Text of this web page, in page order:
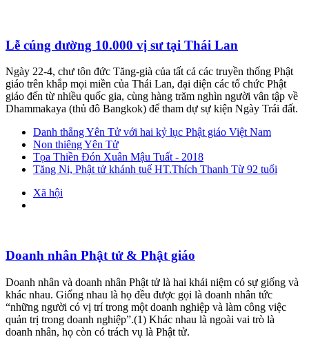
Lễ cúng dường 10.000 vị sư tại Thái Lan
Ngày 22-4, chư tôn đức Tăng-già của tất cả các truyền thống Phật
giáo trên khắp mọi miền của Thái Lan, đại diện các tổ chức Phật
giáo đến từ nhiều quốc gia, cùng hàng trăm nghìn người vân tập về
Dhammakaya (thủ đô Bangkok) để tham dự sự kiện Ngày Trái đất.
Danh thắng Yên Tử với hai kỷ lục Phật giáo Việt Nam
Non thiêng Yên Tử
Tọa Thiền Đón Xuân Mậu Tuất - 2018
Tăng Ni, Phật tử khánh tuế HT.Thích Thanh Từ 92 tuổi
Xã hội
Doanh nhân Phật tử & Phật giáo
Doanh nhân và doanh nhân Phật tử là hai khái niệm có sự giống và
khác nhau. Giống nhau là họ đều được gọi là doanh nhân tức
“những người có vị trí trong một doanh nghiệp và làm công việc
quản trị trong doanh nghiệp”.(1) Khác nhau là ngoài vai trò là
doanh nhân, họ còn có trách vụ là Phật tử.